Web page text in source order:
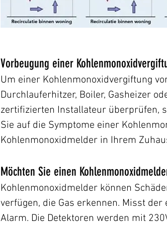
Vorbeugung einer
Um einer Kohlenmonoxidvergiftung
Durchlauferhitzer, Boiler, Gasheizer
zertifizierten Installateur überprüfen,
Sie auf die Symptome einer
Kohlenmonoxidmelder in Ihrem
Möchten Sie einen
Kohlenmonoxidmelder können
verfügen, die Gas erkennen. Misst
Alarm. Die Detektoren werden mit